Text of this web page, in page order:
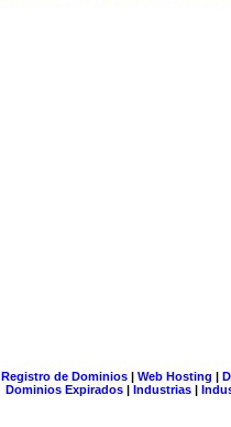
Registro de Dominios| Web Hosting |
Dominios Expirados | Industrias |